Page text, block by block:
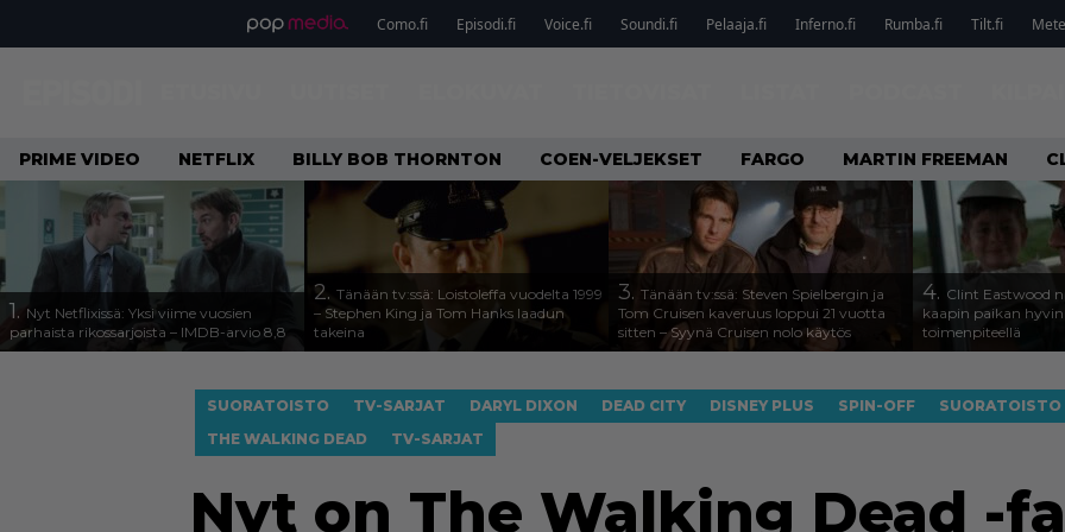
Como.fi Episodi.fi Voice.fi Soundi.fi Pelaaja.fi Inferno.fi Rumba.fi Tilt.fi
PRIME VIDEO NETFLIX BILLY BOB THORNTON COEN-VELJEKSET FARGO MARTIN FREEMAN
1. Nyt Netflixissä: Yksi viime vuosien
parhaista rikossarjoista – IMDB-arvio 8,8
2. Tänään tv:ssä: Loistoleffa vuodelta 1999
– Stephen King ja Tom Hanks laadun
takeina
3. Tänään tv:ssä: Steven Spielbergin ja
Tom Cruisen kaveruus loppui 21 vuotta
sitten – Syynä Cruisen nolo käytös
4. Clint Eastwood
kaapin paikan
toimenpiteellä
SUORATOISTO TV-SARJAT DARYL DIXON DEAD CITY DISNEY PLUS SPIN-OFF SUORATOISTO
THE WALKING DEAD
TV-SARJAT
Nyt on The Walking Dead -